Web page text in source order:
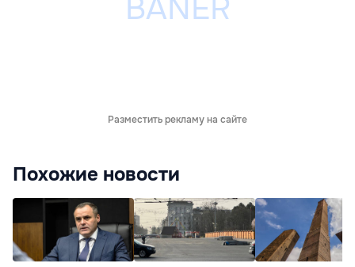
Разместить рекламу на сайте
Похожие новости